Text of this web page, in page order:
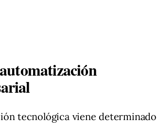
tecnológica viene determinado